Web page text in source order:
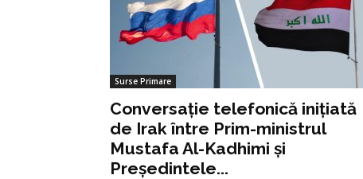
Surse Primare
Conversație telefonică inițiată
de Irak între Prim-ministrul
Mustafa Al-Kadhimi și
Președintele...